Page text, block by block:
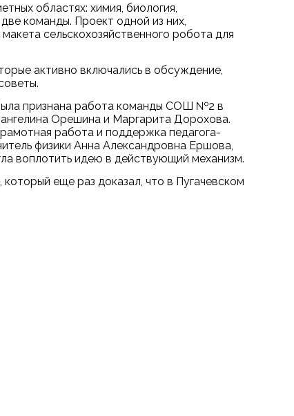
областях: химия, биология,
команды. Проект одной из них,
сельскохозяйственного робота для
активно включались в обсуждение,
признана работа команды СОШ №2 в
Орешина и Маргарита Дорохова.
работа и поддержка педагога-
физики Анна Александровна Ершова,
воплотить идею в действующий механизм.
еще раз доказал, что в Пугачевском